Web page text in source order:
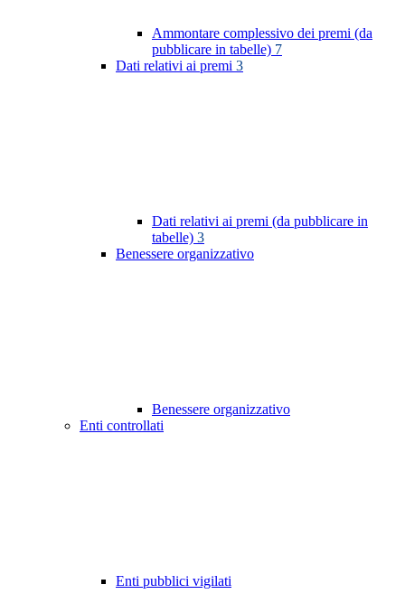
Ammontare complessivo dei premi (da
pubblicare in tabelle) 7
Dati relativi ai premi 3
Dati relativi ai premi (da pubblicare in
tabelle) 3
Benessere organizzativo
Benessere organizzativo
Enti controllati
Enti pubblici vigilati